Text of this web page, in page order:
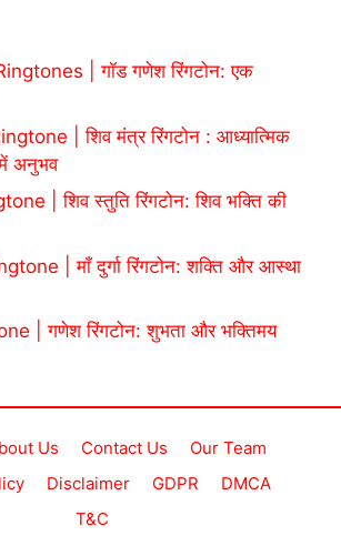
| गॉड गणेश रिंगटोन: एक
| शिव मंत्र रिंगटोन : आध्यात्मिक
में अनुभव
| शिव स्तुति रिंगटोन: शिव भक्ति की
| माँ दुर्गा रिंगटोन: शक्ति और आस्था
| गणेश रिंगटोन: शुभता और भक्तिमय
Us Contact Us
Our Team
Disclaimer GDPR
DMCA
T&C